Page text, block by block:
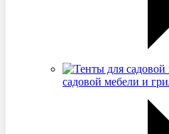
садовой мебели и